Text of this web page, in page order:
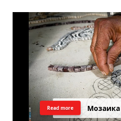
Цреда —
Read more